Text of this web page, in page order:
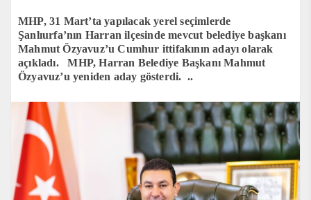
MHP, 31 Mart’ta yapılacak yerel seçimlerde
Şanlıurfa’nın Harran ilçesinde mevcut belediye başkanı
Mahmut Özyavuz’u Cumhur ittifakının adayı olarak
açıkladı. MHP, Harran Belediye Başkanı Mahmut
Özyavuz’u yeniden aday gösterdi. ..